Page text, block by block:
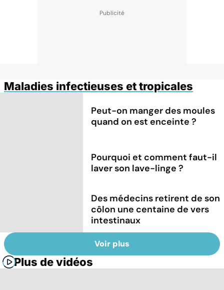
Maladies infectieuses et tropicales
Peut-on manger des moules
quand on est enceinte ?
Pourquoi et comment faut-il
laver son lave-linge ?
Des médecins retirent de son
côlon une centaine de vers
intestinaux
Voir plus
Plus de vidéos